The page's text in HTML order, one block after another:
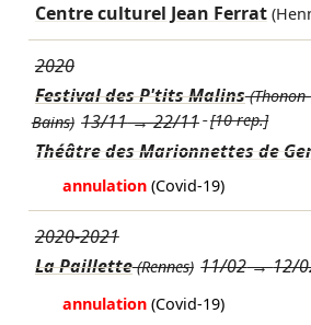
Centre culturel Jean Ferrat
2020
Festival des P'tits Malins
Bains) 13/11→22/11 [10 rep.]
Théâtre des Marionnettes de
annulation (Covid-19)
2020-2021
La Paillette(Rennes) 11/02→12/
annulation (Covid-19)